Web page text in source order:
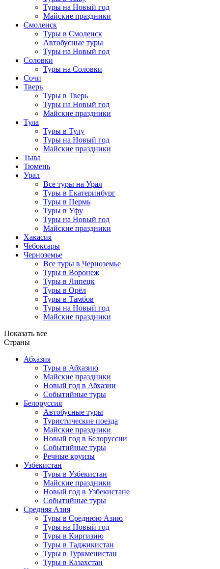
Туры на Новый год
Майские праздники
Смоленск
Туры в Смоленск
Автобусные туры
Туры на Новый год
Соловки
Туры на Соловки
Сочи
Тверь
Туры в Тверь
Туры на Новый год
Майские праздники
Тула
Туры в Тулу
Туры на Новый год
Майские праздники
Тыва
Тюмень
Урал
Все туры на Урал
Туры в Екатеринбург
Туры в Пермь
Туры в Уфу
Туры на Новый год
Майские праздники
Хакасия
Чебоксары
Черноземье
Все туры в Черноземье
Туры в Воронеж
Туры в Липецк
Туры в Орёл
Туры в Тамбов
Туры на Новый год
Майские праздники
Показать все
Страны
Абхазия
Туры в Абхазию
Майские праздники
Новый год в Абхазии
Событийные туры
Белоруссия
Автобусные туры
Туристические поезда
Майские праздники
Новый год в Белоруссии
Событийные туры
Речные круизы
Узбекистан
Туры в Узбекистан
Майские праздники
Новый год в Узбекистане
Событийные туры
Средняя Азия
Туры в Среднюю Азию
Туры на Новый год
Туры в Киргизию
Туры в Таджикистан
Туры в Туркменистан
Туры в Казахстан